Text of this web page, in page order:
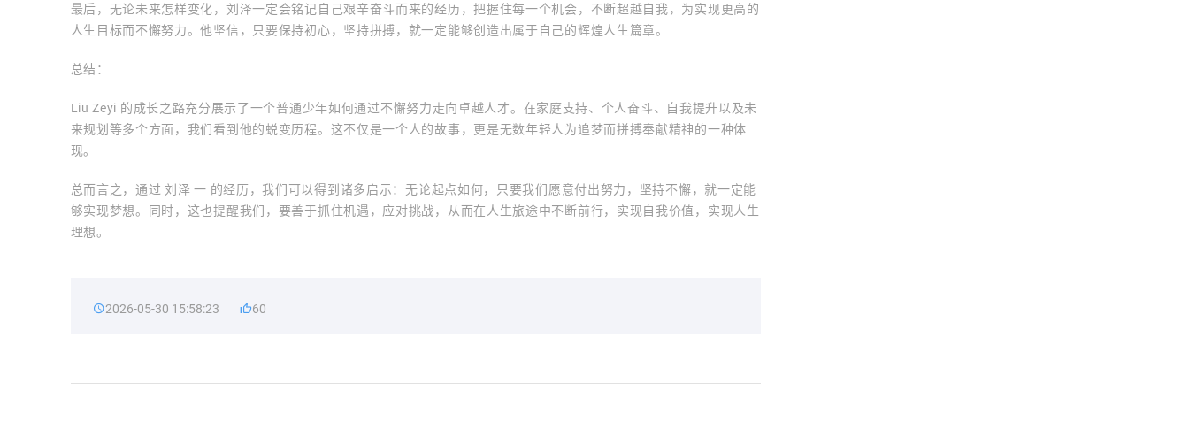
最后，无论未来怎样变化，刘泽一定会铭记自己艰辛奋斗而来的经历，把握住每一个机会，不断超越自我，为实现更高的
人生目标而不懈努力。他坚信，只要保持初心，坚持拼搏，就一定能够创造出属于自己的辉煌人生篇章。
总结：
Liu Zeyi 的成长之路充分展示了一个普通少年如何通过不懈努力走向卓越人才。在家庭支持、个人奋斗、自我提升以及未
来规划等多个方面，我们看到他的蜕变历程。这不仅是一个人的故事，更是无数年轻人为追梦而拼搏奉献精神的一种体
现。
总而言之，通过 刘泽 一 的经历，我们可以得到诸多启示：无论起点如何，只要我们愿意付出努力，坚持不懈，就一定能
够实现梦想。同时，这也提醒我们，要善于抓住机遇，应对挑战，从而在人生旅途中不断前行，实现自我价值，实现人生
理想。
2026-05-30 15:58:23 60